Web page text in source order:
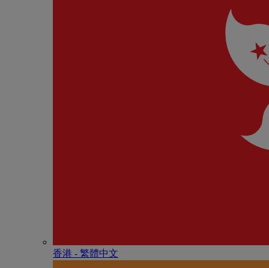
香港 - 繁體中文